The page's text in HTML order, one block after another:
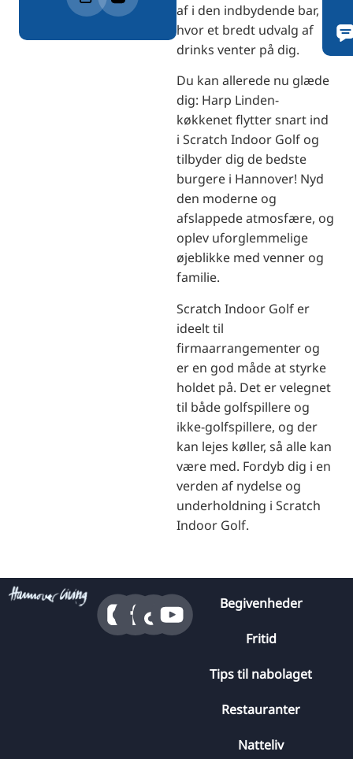
af i den indbydende bar,
hvor et bredt udvalg af
drinks venter på dig.
Du kan allerede nu glæde
dig: Harp Linden-
køkkenet flytter snart ind
i Scratch Indoor Golf og
tilbyder dig de bedste
burgere i Hannover! Nyd
den moderne og
afslappede atmosfære, og
oplev uforglemmelige
øjeblikke med venner og
familie.
Scratch Indoor Golf er
ideelt til
firmaarrangementer og
er en god måde at styrke
holdet på. Det er velegnet
til både golfspillere og
ikke-golfspillere, og der
kan lejes køller, så alle kan
være med. Fordyb dig i en
verden af nydelse og
underholdning i Scratch
Indoor Golf.
Begivenheder
Fritid
Tips til nabolaget
Restauranter
Natteliv